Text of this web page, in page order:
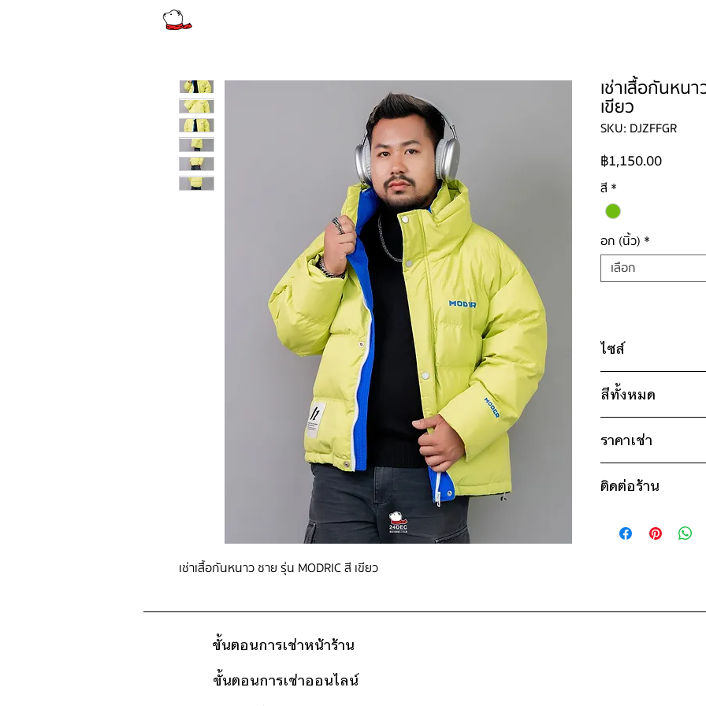
เช่าเสื้อกันหนาว ชาย รุ่น MODRIC สี เขียว
เช่าเสื้อกันหน
เขียว
SKU: DJZFFGR
฿1,150.00ราคา
สี *
อก (นิ้ว) *
เลือก
ไซส์
ไซส์ : 2XL
อก 54" / เอว 54"
แขน 24" / ยาว
* สินค้าจริงอาจมีขนา
สีทั้งหมด
ราคาเช่า
ดูวิธีนับวันด้านล่าง
สอบถามราคา
ติดต่อร้าน
ดูแผนที่ร้าน
ขั้นตอนการเช่าหน้าร้าน
ขั้นตอนการเช่าออนไลน์